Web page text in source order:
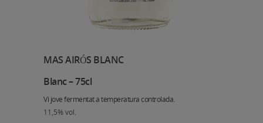
MAS AIRÓS BLANC
Blanc – 75cl
Vi jove fermentat a temperatura controlada.
11,5% vol.